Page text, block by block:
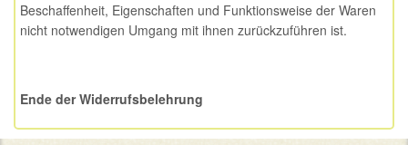
Beschaffenheit, Eigenschaften und Funktionsweise der Waren
nicht notwendigen Umgang mit ihnen zurückzuführen ist.
Ende der Widerrufsbelehrung